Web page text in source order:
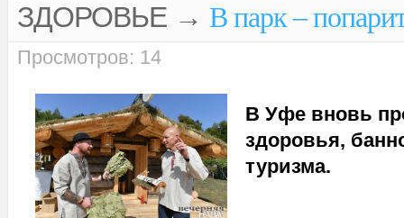
ЗДОРОВЬЕ→ В парк –
Просмотров: 14
В Уфе вновь
здоровья,
туризма.